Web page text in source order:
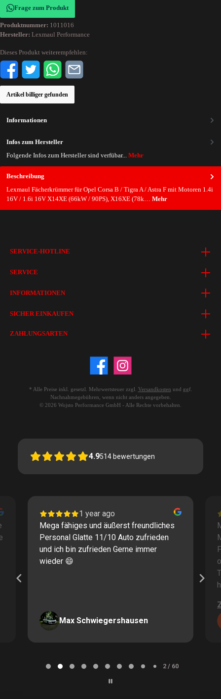
Frage zum Produkt
Produktnummer: 1011016
Hersteller: Lexmaul Performance
Dieses Produkt weiterempfehlen:
Artikel billiger gefunden
Beschreibung
Lexmaul Fächerkrümmer für Opel Corsa B / Tigra A / Astra F mit Motoren 1.4i
16V / 1.6i 16V X14XE (66kW / 90PS), X16XE (78k… Mehr
Informationen
Infos zum Hersteller
Folgende Infos zum Hersteller sind verfübar... Mehr
SERVICE-HOTLINE
SERVICE
INFORMATIONEN
SICHER EINKAUFEN
ZAHLUNGSARTEN
* Alle Preise inkl. gesetzl. Mehrwertsteuer zzgl. Versandkosten und ggf.
Nachnahmegebühren, wenn nicht anders angegeben.
© 2026 Wojsto Performance GmbH - Alle Rechte vorbehalten.
4.9514 bewertungen
1 year ago
Mega fähiges und äußerst freundliches
Personal Glatte 11/10 Auto zufrieden
und ich bin zufrieden Gerne immer
wieder 😄
Max Schwiegershausen
2 / 60